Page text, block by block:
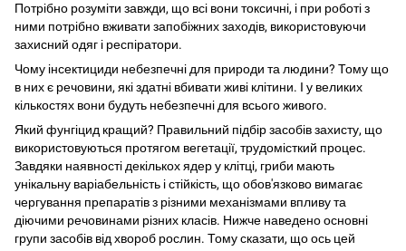
Потрібно розуміти завжди, що всі вони токсичні, і при роботі з
ними потрібно вживати запобіжних заходів, використовуючи
захисний одяг і респіратори.
Чому інсектициди небезпечні для природи та людини? Тому що
в них є речовини, які здатні вбивати живі клітини. І у великих
кількостях вони будуть небезпечні для всього живого.
Який фунгіцид кращий? Правильний підбір засобів захисту, що
використовуються протягом вегетації, трудомісткий процес.
Завдяки наявності декількох ядер у клітці, гриби мають
унікальну варіабельність і стійкість, що обов'язково вимагає
чергування препаратів з різними механізмами впливу та
діючими речовинами різних класів. Нижче наведено основні
групи засобів від хвороб рослин. Тому сказати, що ось цей